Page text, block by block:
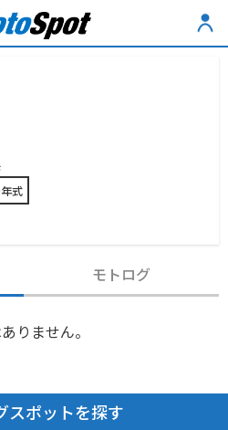
式
モトログ
りません。
スポットを探す